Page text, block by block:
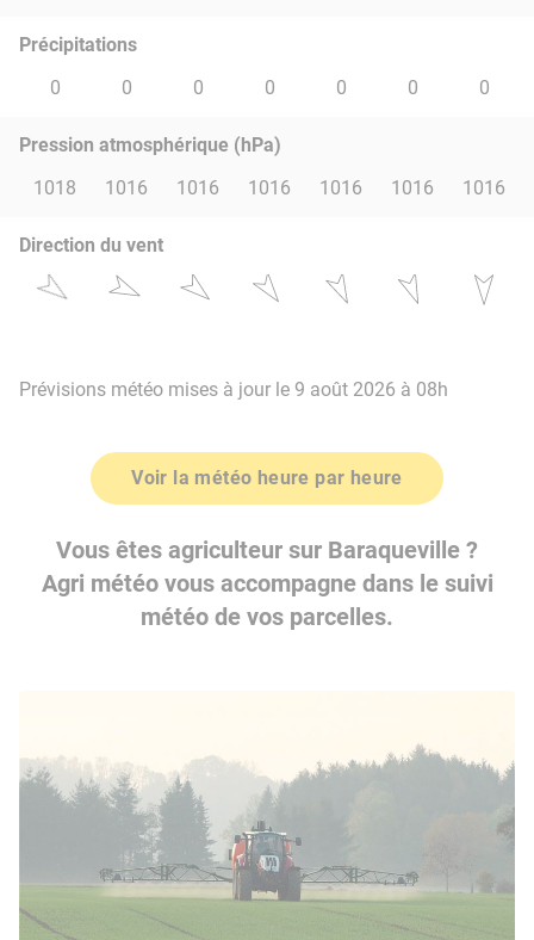
Précipitations
0
0 0 0 0 0 0
Pression atmosphérique (hPa)
1018
1016 1016 1016 1016 1016 1016
Direction du vent
Prévisions météo mises à jour le 9 août 2026 à 08h
Voir la météo heure par heure
Vous êtes agriculteur sur Baraqueville ?
Agri météo vous accompagne dans le suivi
météo de vos parcelles.